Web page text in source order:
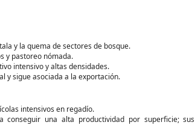
y la quema de sectores de bosque.
y pastoreo nómada.
intensivo y altas densidades.
y sigue asociada a la exportación.
intensivos en regadío.
conseguir una alta productividad por superficie; sus